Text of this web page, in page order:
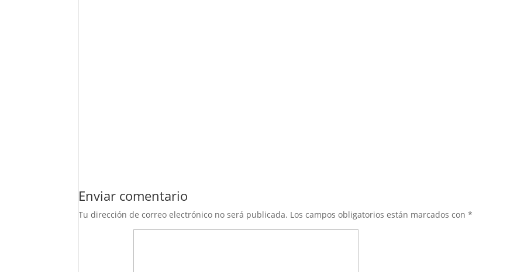
Enviar comentario
Tu dirección de correo electrónico no será publicada. Los campos obligatorios están marcados con*